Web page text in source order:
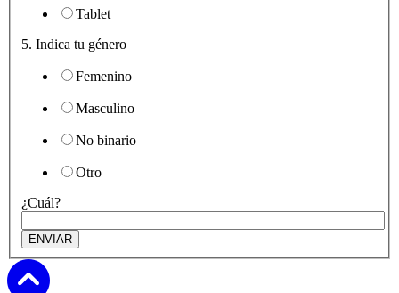
Tablet
5. Indica tu género
Femenino
Masculino
No binario
Otro
¿Cuál?